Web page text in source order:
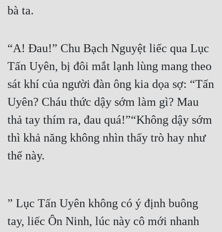
bà ta.
“A! Đau!” Chu Bạch Nguyệt liếc qua Lục
Tấn Uyên, bị đôi mắt lạnh lùng mang theo
sát khí của người đàn ông kia dọa sợ: “Tấn
Uyên? Cháu thức dậy sớm làm gì? Mau
thả tay thím ra, đau quá!”“Không dậy sớm
thì khả năng không nhìn thấy trò hay như
thế này.
” Lục Tấn Uyên không có ý định buông
tay, liếc Ôn Ninh, lúc này cô mới nhanh